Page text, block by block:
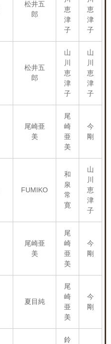
松井五
郎
恵
津
子
恵
津
子
松井五
郎
山
川
恵
津
子
山
川
恵
津
子
尾崎亜
美
尾
崎
亜
美
今
剛
FUMIKO
和
泉
常
寛
山
川
恵
津
子
尾崎亜
美
尾
崎
亜
美
今
剛
夏目純
尾
崎
亜
美
今
剛
鈴